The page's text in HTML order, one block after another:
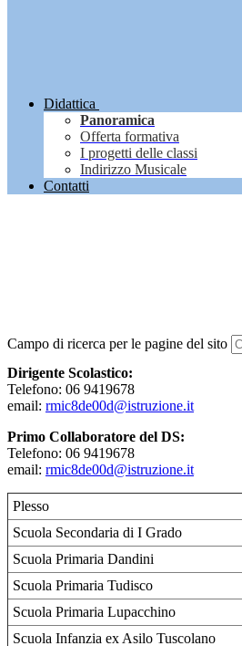
Didattica
Panoramica
Offerta formativa
I progetti delle classi
Indirizzo Musicale
Contatti
Campo di ricerca per le pagine del sito
Dirigente Scolastico:
Telefono: 06 9419678
email: rmic8de00d@istruzione.it
Primo Collaboratore del DS:
Telefono: 06 9419678
email: rmic8de00d@istruzione.it
Plesso
Scuola Secondaria di I Grado
Scuola Primaria Dandini
Scuola Primaria Tudisco
Scuola Primaria Lupacchino
Scuola Infanzia ex Asilo Tuscolano